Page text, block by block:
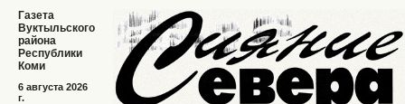
6 августа 2026
г.
Газета
Вуктыльского
района
Республики
Коми